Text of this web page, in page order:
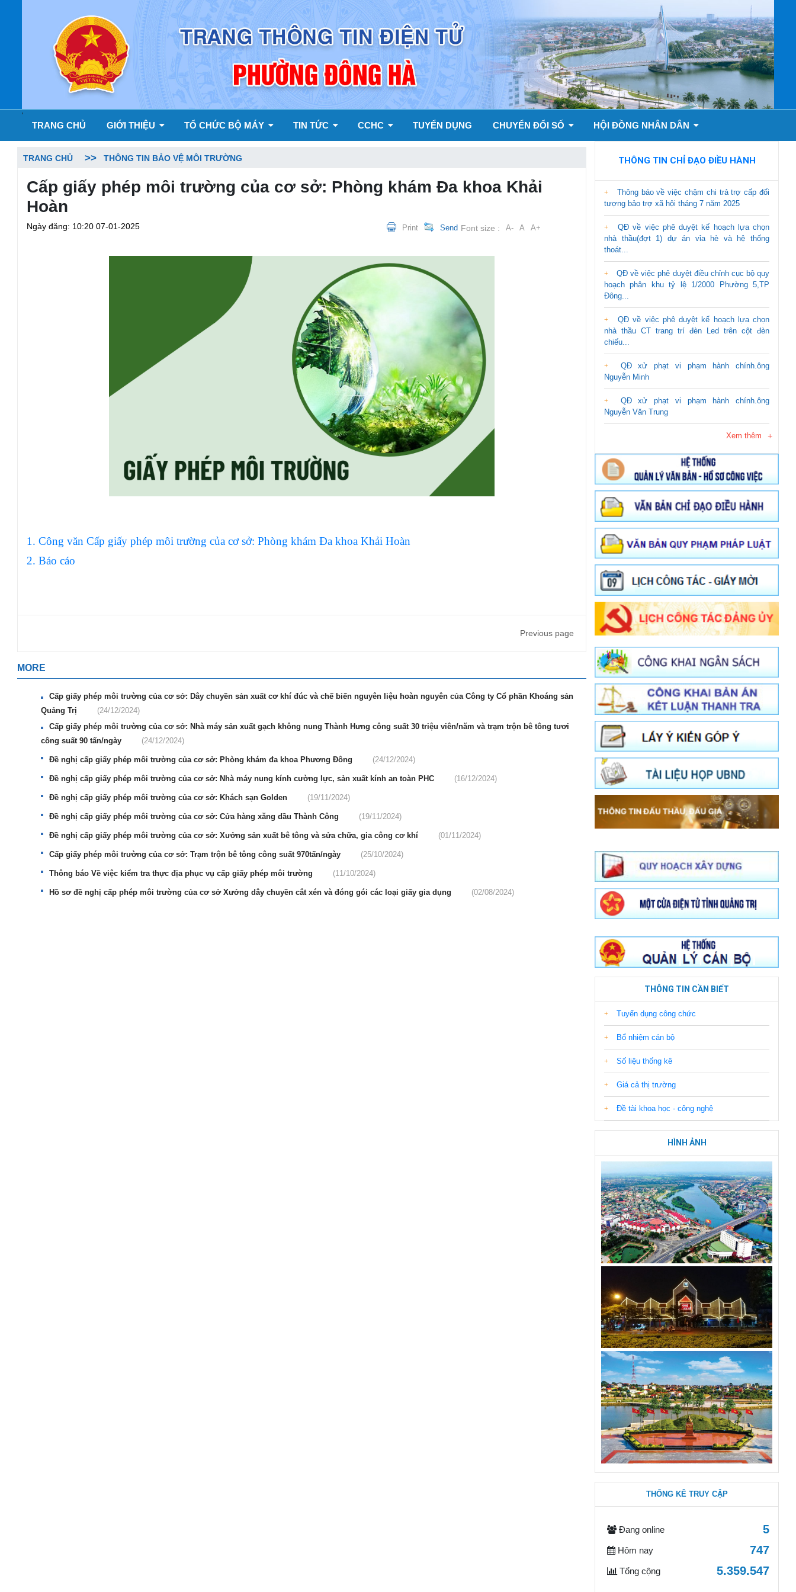
'
TRANG CHỦ GIỚI THIỆU TỔ CHỨC BỘ MÁY TIN TỨC CCHC TUYỂN DỤNG CHUYỂN ĐỔI SỐ HỘI ĐỒNG NHÂN DÂN
TRANG CHỦ THÔNG TIN BẢO VỆ MÔI TRƯỜNG
Cấp giấy phép môi trường của cơ sở: Phòng khám Đa khoa Khải
Hoàn
Ngày đăng: 10:20 07-01-2025 Print Send Font size : A- A A+
1. Công văn Cấp giấy phép môi trường của cơ sở: Phòng khám Đa khoa Khải Hoàn
2. Báo cáo
Previous page
MORE
Cấp giấy phép môi trường của cơ sở: Dây chuyền sản xuất cơ khí đúc và chế biến nguyên liệu hoàn nguyên của Công ty Cổ phần Khoáng sản
Quảng Trị
(24/12/2024)
Cấp giấy phép môi trường của cơ sở: Nhà máy sản xuất gạch không nung Thành Hưng công suất 30 triệu viên/năm và trạm trộn bê tông tươi
công suất 90 tấn/ngày
(24/12/2024)
Đề nghị cấp giấy phép môi trường của cơ sở: Phòng khám đa khoa Phương Đông (24/12/2024)
Đề nghị cấp giấy phép môi trường của cơ sở: Nhà máy nung kính cường lực, sản xuất kính an toàn PHC (16/12/2024)
Đề nghị cấp giấy phép môi trường của cơ sở: Khách sạn Golden (19/11/2024)
Đề nghị cấp giấy phép môi trường của cơ sở: Cửa hàng xăng dầu Thành Công (19/11/2024)
Đề nghị cấp giấy phép môi trường của cơ sở: Xưởng sản xuất bê tông và sửa chữa, gia công cơ khí (01/11/2024)
Cấp giấy phép môi trường của cơ sở: Trạm trộn bê tông công suất 970tấn/ngày (25/10/2024)
Thông báo Về việc kiểm tra thực địa phục vụ cấp giấy phép môi trường (11/10/2024)
Hồ sơ đề nghị cấp phép môi trường của cơ sở Xưởng dây chuyền cắt xén và đóng gói các loại giấy gia dụng (02/08/2024)
THÔNG TIN CHỈ ĐẠO ĐIỀU HÀNH
Thông báo về việc chậm chi trả trợ cấp đối
tượng bảo trợ xã hội tháng 7 năm 2025
QĐ về việc phê duyệt kế hoạch lựa chọn
nhà thầu(đợt 1) dự án vỉa hè và hệ thống
thoát...
QĐ về việc phê duyệt điều chỉnh cục bộ quy
hoạch phân khu tỷ lệ 1/2000 Phường 5,TP
Đông...
QĐ về việc phê duyệt kế hoạch lựa chọn
nhà thầu CT trang trí đèn Led trên cột đèn
chiếu...
QĐ xử phạt vi phạm hành chính.ông
Nguyễn Minh
QĐ xử phạt vi phạm hành chính.ông
Nguyễn Văn Trung
Xem thêm
THÔNG TIN CẦN BIẾT
Tuyển dụng công chức
Bổ nhiệm cán bộ
Số liệu thống kê
Giá cả thị trường
Đề tài khoa học - công nghệ
HÌNH ẢNH
THỐNG KÊ TRUY CẬP
Đang online 5
Hôm nay 747
Tổng cộng 5.359.547